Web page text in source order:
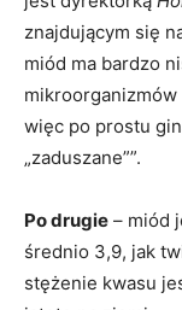
znajdującym się
miód ma bardzo
więc po prostu
„zaduszane””.
Po drugie – miód
średnio 3,9, jak
stężenie kwasu